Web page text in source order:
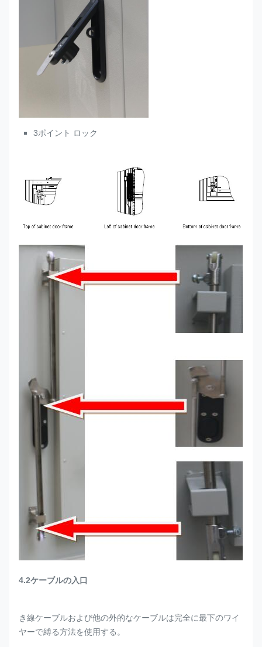
3ポイント ロック
4.2ケーブルの入口
き線ケーブルおよび他の外的なケーブルは完全に最下のワイ
ヤーで縛る方法を使用する。